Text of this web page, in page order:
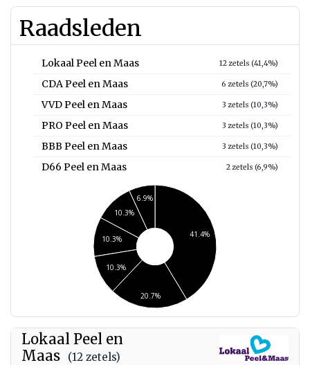
Raadsleden
Lokaal Peel en Maas 12 zetels (41,4%)
CDA Peel en Maas 6 zetels (20,7%)
VVD Peel en Maas 3 zetels (10,3%)
PRO Peel en Maas 3 zetels (10,3%)
BBB Peel en Maas 3 zetels (10,3%)
D66 Peel en Maas 2 zetels (6,9%)
41.4%
6.9%
10.3%
10.3%
10.3%
20.7%
Lokaal Peel en
Maas
(12 zetels)